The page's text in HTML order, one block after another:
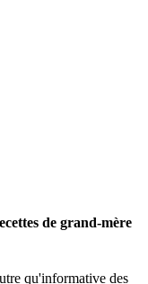
de grand-mère
qu'informative des